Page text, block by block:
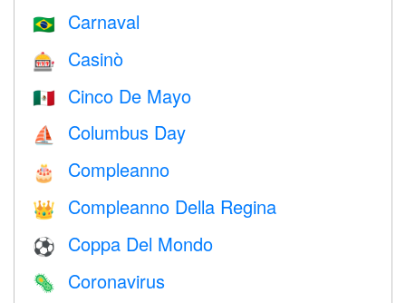
🇧🇷 Carnaval
🎰 Casinò
🇲🇽 Cinco De Mayo
⛵️ Columbus Day
🎂 Compleanno
👑 Compleanno Della Regina
⚽ Coppa Del Mondo
🦠 Coronavirus